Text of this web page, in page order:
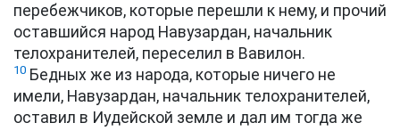
перебежчиков, которые перешли к нему, и прочий
оставшийся народ Навузардан, начальник
телохранителей, переселил в Вавилон.
10 Бедных же из народа, которые ничего не
имели, Навузардан, начальник телохранителей,
оставил в Иудейской земле и дал им тогда же